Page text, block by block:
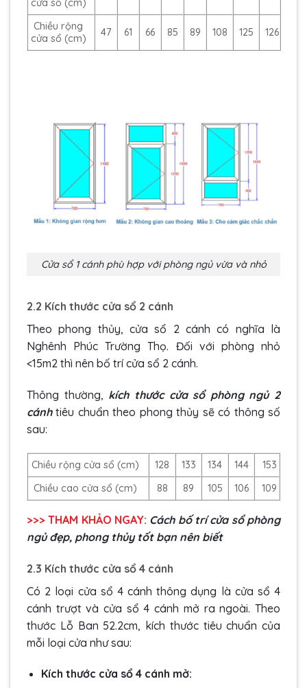
cửa sổ (cm)
Chiều rộng
cửa sổ (cm)
47 61 66 85 89 108 125 126
Cửa sổ 1 cánh phù hợp với phòng ngủ vừa và nhỏ
2.2 Kích thước cửa sổ 2 cánh
Theo phong thủy, cửa sổ 2 cánh có nghĩa là
Nghênh Phúc Trường Thọ. Đối với phòng nhỏ
<15m2 thì nên bố trí cửa sổ 2 cánh.
Thông thường, kích thước cửa sổ phòng ngủ 2
cánhtiêu chuẩn theo phong thủy sẽ có thông số
sau:
Chiều rộng cửa sổ (cm) 128 133 134 144
153
Chiều cao cửa sổ (cm)
88 89 105 106 109
>>> THAM KHẢO NGAY: Cách bố trí cửa sổ phòng
ngủ đẹp, phong thủy tốt bạn nên biết
2.3 Kích thước cửa sổ 4 cánh
Có 2 loại cửa sổ 4 cánh thông dụng là cửa sổ 4
cánh trượt và cửa sổ 4 cánh mở ra ngoài. Theo
thước Lỗ Ban 52.2cm, kích thước tiêu chuẩn của
mỗi loại cửa như sau:
Kích thước cửa sổ 4 cánh mở: